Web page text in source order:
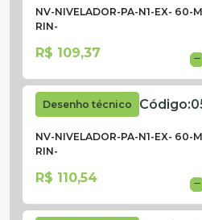
NV-NIVELADOR-PA-N1-EX- 60-
RIN-
R$ 109,37
Desenho técnico Código:
NV-NIVELADOR-PA-N1-EX- 60-
RIN-
R$ 110,54